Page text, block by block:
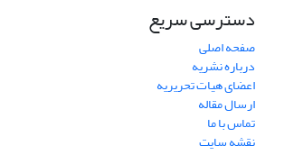
دسترسی سریع
صفحه اصلی
درباره نشریه
اعضای هیات تحریریه
ارسال مقاله
تماس با ما
نقشه سایت